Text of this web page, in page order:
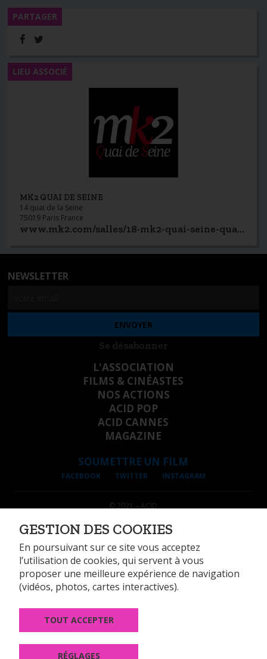
PARTAGER
MK2 QUAI DE SEINE
14 quai de la Seine
75019 Paris France
www.mk2.com/salles/18-mk2-quai-seine-quai-loire
LIEU ASSOCIÉ
NEWSLETTER
Se désabonner
L'ASSOCIATION
FILMS & CINÉASTES
NOS ACTIONS
ACID POP
ACID CANNES
MAGAZINE
SOUMETTRE UN FILM
FACEBOOK TWITTER INSTAGRAM
© 2021 – ACID
DONNÉES PERSONNELLES
GESTION DES COOKIES
Fax : +33 (0)1 44 89 99 60
GESTION DES COOKIES
En poursuivant sur ce site vous acceptez
l’utilisation de cookies, qui servent à vous
proposer une meilleure expérience de navigation
(vidéos, photos, cartes interactives).
TOUT ACCEPTER
RÉGLAGES